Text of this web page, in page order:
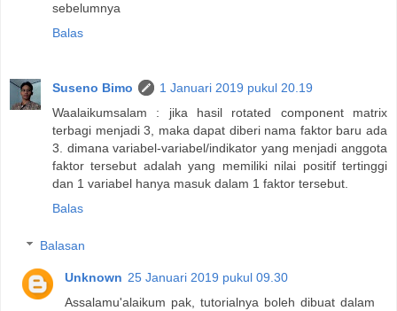
sebelumnya
Balas
Suseno Bimo
1 Januari 2019 pukul 20.19
Waalaikumsalam : jika hasil rotated component matrix
terbagi menjadi 3, maka dapat diberi nama faktor baru ada
3. dimana variabel-variabel/indikator yang menjadi anggota
faktor tersebut adalah yang memiliki nilai positif tertinggi
dan 1 variabel hanya masuk dalam 1 faktor tersebut.
Balas
Balasan
Unknown 25 Januari 2019 pukul 09.30
Assalamu'alaikum pak, tutorialnya boleh dibuat dalam